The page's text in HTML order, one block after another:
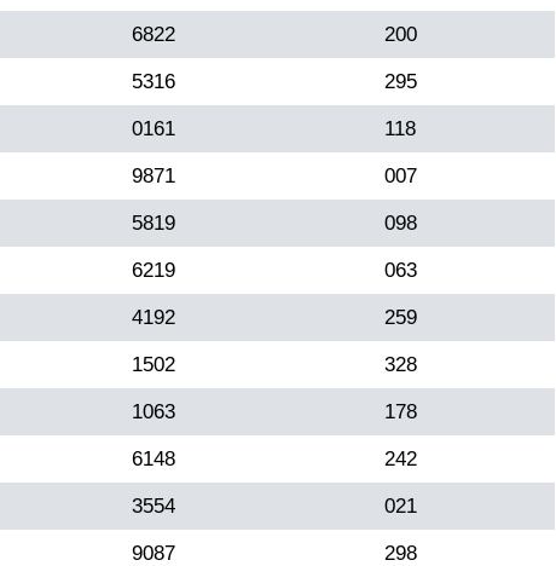
6822 200
5316 295
0161 118
9871 007
5819 098
6219 063
4192 259
1502 328
1063 178
6148 242
3554 021
9087 298